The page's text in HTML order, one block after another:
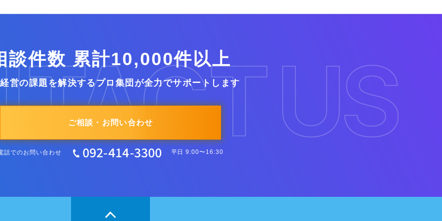
談件数 累計10,000件以上
営の課題を解決するプロ集団が全力でサポートします
ご相談・お問い合わせ
話でのお問い合わせ 平日 9:00〜16:30